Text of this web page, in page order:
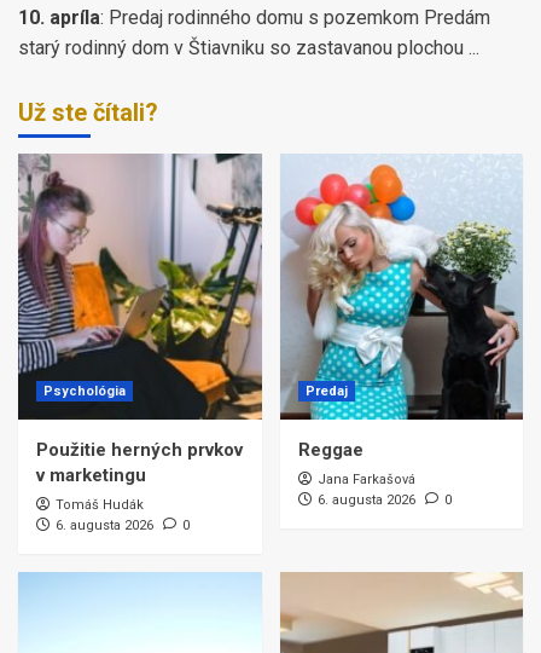
10. apríla: Predaj rodinného domu s pozemkom Predám
starý rodinný dom v Štiavniku so zastavanou plochou ...
Už ste čítali?
Psychológia
Použitie herných prvkov
v marketingu
Tomáš Hudák
6. augusta 2026
0
Predaj
Reggae
Jana Farkašová
6. augusta 2026
0